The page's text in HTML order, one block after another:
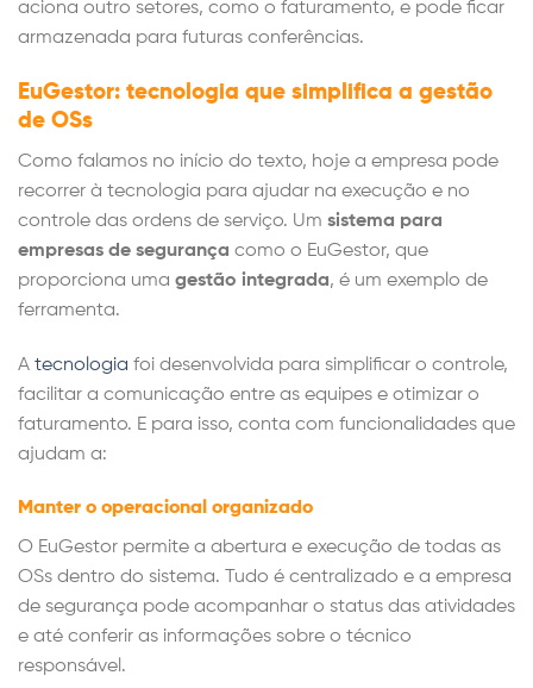
aciona outro setores, como o faturamento, e pode ficar
armazenada para futuras conferências.
EuGestor: tecnologia que simplifica a gestão
de OSs
Como falamos no início do texto, hoje a empresa pode
recorrer à tecnologia para ajudar na execução e no
controle das ordens de serviço. Um sistema para
empresas de segurança como o EuGestor, que
proporciona uma gestão integrada, é um exemplo de
ferramenta.
A tecnologia foi desenvolvida para simplificar o controle,
facilitar a comunicação entre as equipes e otimizar o
faturamento. E para isso, conta com funcionalidades que
ajudam a:
Manter o operacional organizado
O EuGestor permite a abertura e execução de todas as
OSs dentro do sistema. Tudo é centralizado e a empresa
de segurança pode acompanhar o status das atividades
e até conferir as informações sobre o técnico
responsável.